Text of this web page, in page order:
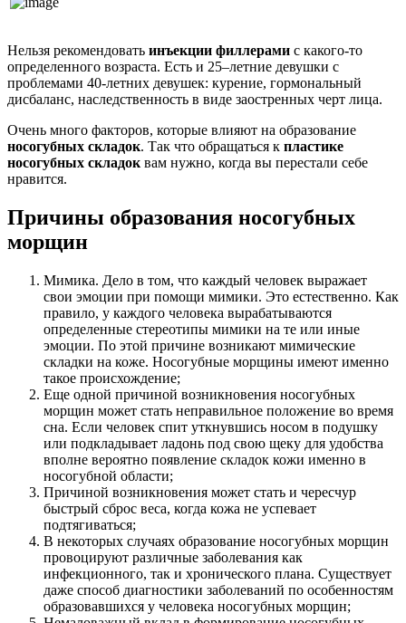
Нельзя рекомендовать инъекции филлерами с какого-то
определенного возраста. Есть и 25–летние девушки с
проблемами 40-летних девушек: курение, гормональный
дисбаланс, наследственность в виде заостренных черт лица.
Очень много факторов, которые влияют на образование
носогубных складок. Так что обращаться к пластике
носогубных складок вам нужно, когда вы перестали себе
нравится.
Причины образования носогубных
морщин
Мимика. Дело в том, что каждый человек выражает
свои эмоции при помощи мимики. Это естественно. Как
правило, у каждого человека вырабатываются
определенные стереотипы мимики на те или иные
эмоции. По этой причине возникают мимические
складки на коже. Носогубные морщины имеют именно
такое происхождение;
Еще одной причиной возникновения носогубных
морщин может стать неправильное положение во время
сна. Если человек спит уткнувшись носом в подушку
или подкладывает ладонь под свою щеку для удобства
вполне вероятно появление складок кожи именно в
носогубной области;
Причиной возникновения может стать и чересчур
быстрый сброс веса, когда кожа не успевает
подтягиваться;
В некоторых случаях образование носогубных морщин
провоцируют различные заболевания как
инфекционного, так и хронического плана. Существует
даже способ диагностики заболеваний по особенностям
образовавшихся у человека носогубных морщин;